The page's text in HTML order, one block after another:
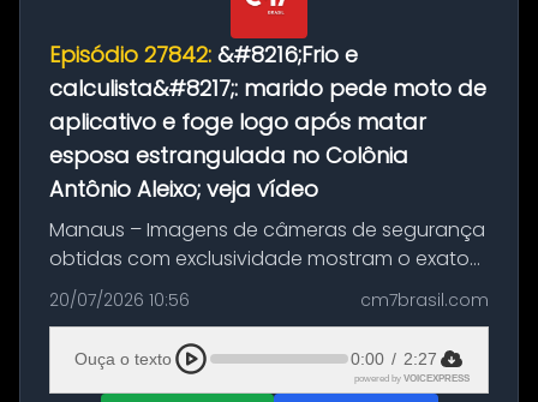
Episódio 27842: &#8216;Frio e
calculista&#8217;: marido pede moto de
aplicativo e foge logo após matar
esposa estrangulada no Colônia
Antônio Aleixo; veja vídeo
Manaus – Imagens de câmeras de segurança
obtidas com exclusividade mostram o exato
momento da fuga do principal suspeito da
morte de Larissa Araújo, de 28 anos. O crime
ocorreu na noite deste último d...
20/07/2026 10:56 cm7brasil.com
Ouça o texto 0:00 / 2:27
powered by VOICEXPRESS